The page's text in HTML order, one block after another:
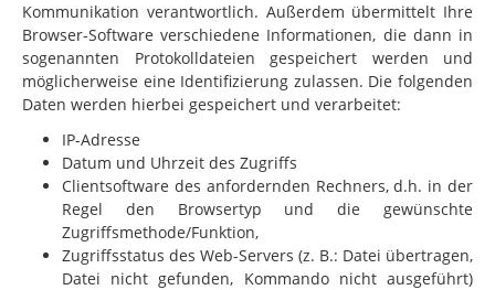
Kommunikation verantwortlich. Außerdem übermittelt Ihre
Browser-Software verschiedene Informationen, die dann in
sogenannten Protokolldateien gespeichert werden und
möglicherweise eine Identifizierung zulassen. Die folgenden
Daten werden hierbei gespeichert und verarbeitet:
IP-Adresse
Datum und Uhrzeit des Zugriffs
Clientsoftware des anfordernden Rechners, d.h. in der
Regel den Browsertyp und die gewünschte
Zugriffsmethode/Funktion,
Zugriffsstatus des Web-Servers (z. B.: Datei übertragen,
Datei nicht gefunden, Kommando nicht ausgeführt)